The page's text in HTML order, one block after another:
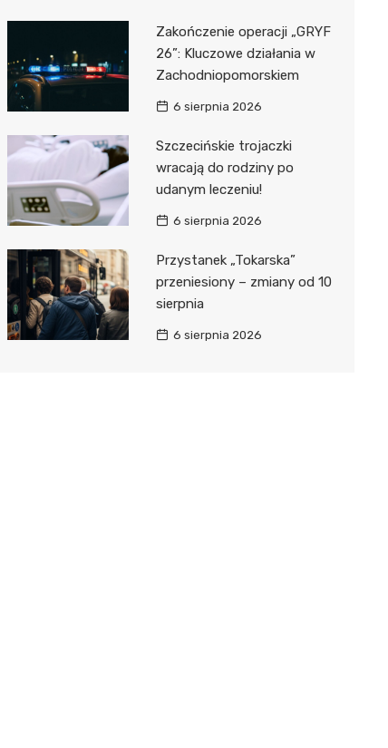
Zakończenie operacji „GRYF
26”: Kluczowe działania w
Zachodniopomorskiem
6 sierpnia 2026
Szczecińskie trojaczki
wracają do rodziny po
udanym leczeniu!
6 sierpnia 2026
Przystanek „Tokarska”
przeniesiony – zmiany od 10
sierpnia
6 sierpnia 2026